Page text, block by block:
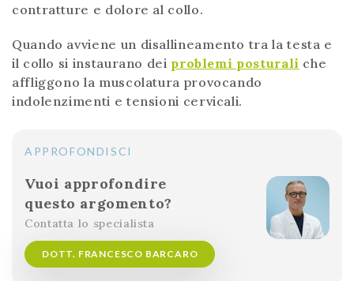
contratture e dolore al collo.
Quando avviene un disallineamento tra la testa e
il collo si instaurano dei problemi posturali che
affliggono la muscolatura provocando
indolenzimenti e tensioni cervicali.
APPROFONDISCI
Vuoi approfondire
questo argomento?
Contatta lo specialista
DOTT. FRANCESCO BARCARO